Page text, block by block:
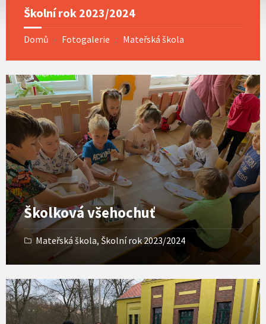
Školní rok 2023/2024
Domů Fotogalerie Mateřská škola
Školková všehochuť
Mateřská škola, Školní rok 2023/2024
Open
Gallery
Open
Gallery